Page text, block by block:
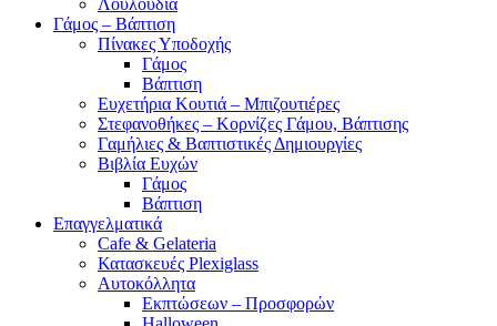
Λουλούδια
Γάμος – Βάπτιση
Πίνακες Υποδοχής
Γάμος
Βάπτιση
Ευχετήρια Κουτιά – Μπιζουτιέρες
Στεφανοθήκες – Κορνίζες Γάμου, Βάπτισης
Γαμήλιες & Βαπτιστικές Δημιουργίες
Βιβλία Ευχών
Γάμος
Βάπτιση
Επαγγελματικά
Cafe & Gelateria
Κατασκευές Plexiglass
Αυτοκόλλητα
Εκπτώσεων – Προσφορών